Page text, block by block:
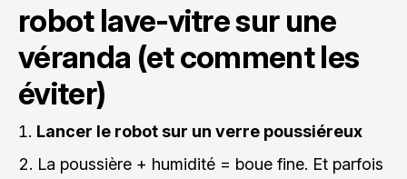
robot lave-vitre sur une
véranda (et comment les
éviter)
Lancer le robot sur un verre poussiéreux
La poussière + humidité = boue fine. Et parfois